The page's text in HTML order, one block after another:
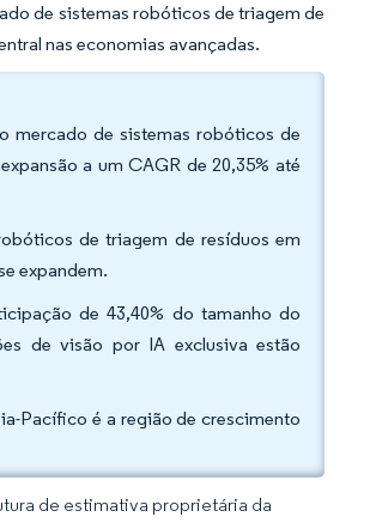
de sistemas robóticos de triagem de
nas economias avançadas.
mercado de sistemas robóticos de
a um CAGR de 20,35% até
de triagem de resíduos em
expandem.
de 43,40% do tamanho do
de visão por IA exclusiva estão
Pacífico é a região de crescimento
de estimativa proprietária da